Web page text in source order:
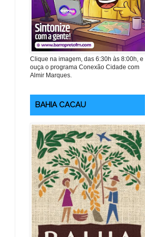
Clique na imagem, das 6:30h às 8:00h, e
ouça o programa Conexão Cidade com
Almir Marques.
BAHIA CACAU